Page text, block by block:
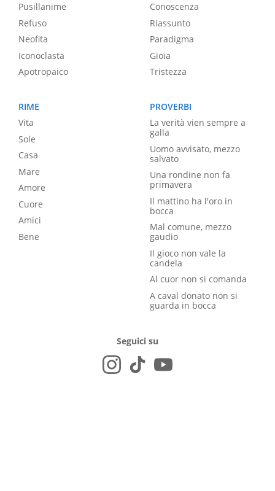
Pusillanime
Refuso
Neofita
Iconoclasta
Apotropaico
Conoscenza
Riassunto
Paradigma
Gioia
Tristezza
RIME
Vita
Sole
Casa
Mare
Amore
Cuore
Amici
Bene
PROVERBI
La verità vien sempre a
galla
Uomo avvisato, mezzo
salvato
Una rondine non fa
primavera
Il mattino ha l'oro in
bocca
Mal comune, mezzo
gaudio
Il gioco non vale la
candela
Al cuor non si comanda
A caval donato non si
guarda in bocca
Seguici su